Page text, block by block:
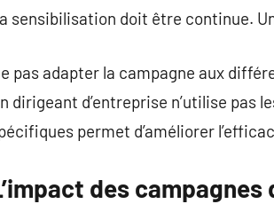
sensibilisation doit être continue.
pas adapter la campagne aux
dirigeant d’entreprise n’utilise pas
permet d’améliorer
des